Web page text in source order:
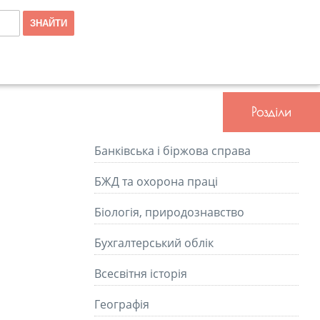
Розділи
Банківська і біржова справа
БЖД та охорона праці
Біологія, природознавство
Бухгалтерський облік
Всесвітня історія
Географія